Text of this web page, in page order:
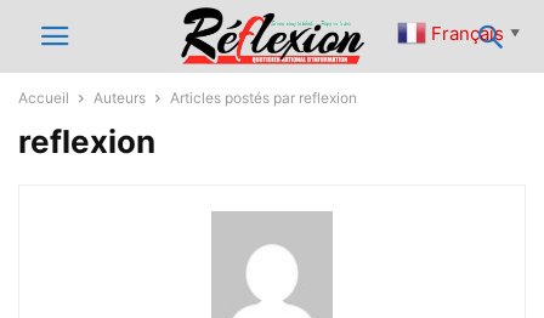
Accueil Auteurs Articles postés par reflexion
reflexion
Français ▼